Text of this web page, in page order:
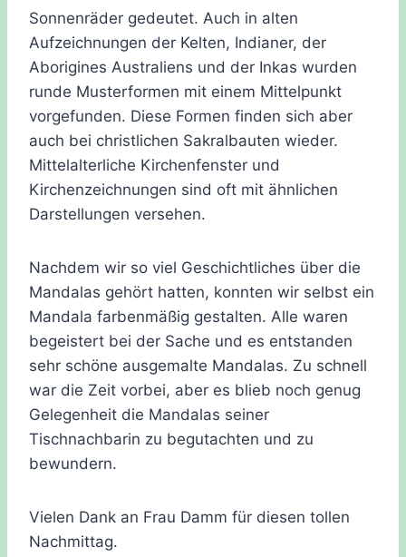
Sonnenräder gedeutet. Auch in alten
Aufzeichnungen der Kelten, Indianer, der
Aborigines Australiens und der Inkas wurden
runde Musterformen mit einem Mittelpunkt
vorgefunden. Diese Formen finden sich aber
auch bei christlichen Sakralbauten wieder.
Mittelalterliche Kirchenfenster und
Kirchenzeichnungen sind oft mit ähnlichen
Darstellungen versehen.
Nachdem wir so viel Geschichtliches über die
Mandalas gehört hatten, konnten wir selbst ein
Mandala farbenmäßig gestalten. Alle waren
begeistert bei der Sache und es entstanden
sehr schöne ausgemalte Mandalas. Zu schnell
war die Zeit vorbei, aber es blieb noch genug
Gelegenheit die Mandalas seiner
Tischnachbarin zu begutachten und zu
bewundern.
Vielen Dank an Frau Damm für diesen tollen
Nachmittag.